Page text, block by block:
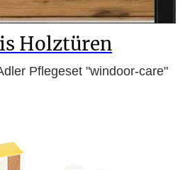
Holztüren
Pflegeset "windoor-care"